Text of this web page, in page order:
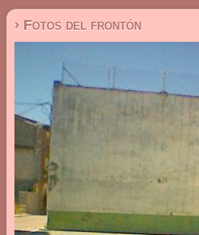
› Fotos del frontón